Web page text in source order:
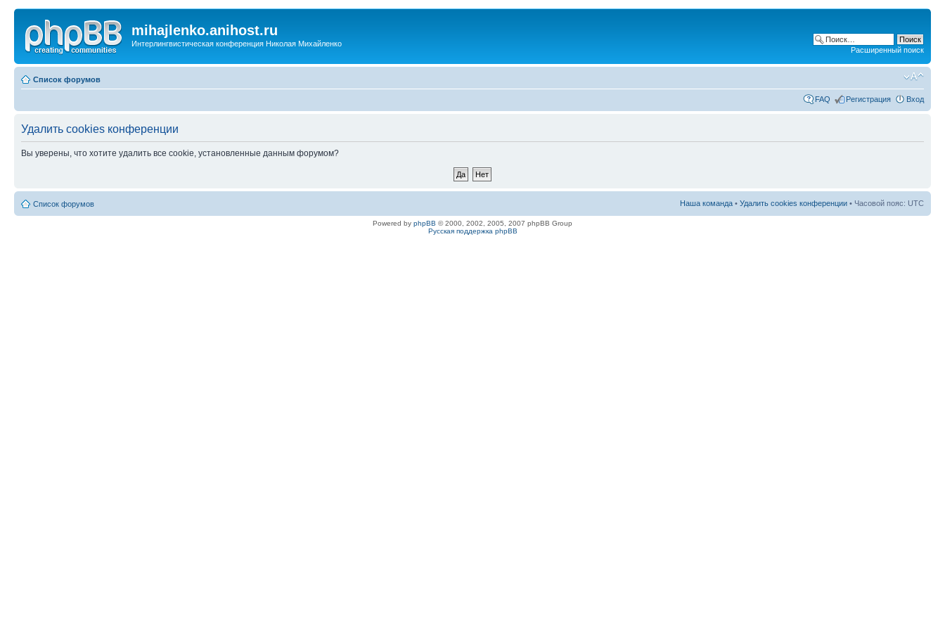
mihajlenko.anihost.ru
Интерлингвистическая конференция Николая Михайленко
Расширенный поиск
Список форумов
FAQ Регистрация Вход
Удалить cookies конференции
Вы уверены, что хотите удалить все cookie, установленные данным форумом?
Список форумов Наша команда • Удалить cookies конференции • Часовой пояс: UTC
Powered by phpBB © 2000, 2002, 2005, 2007 phpBB Group
Русская поддержка phpBB